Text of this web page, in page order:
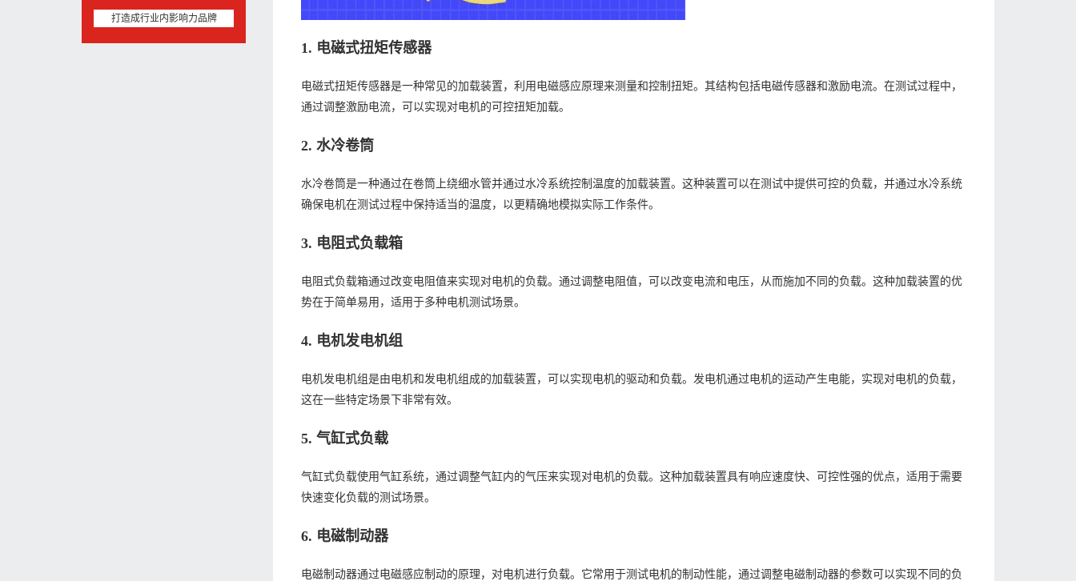
打造成行业内影响力品牌
1. 电磁式扭矩传感器
电磁式扭矩传感器是一种常见的加载装置，利用电磁感应原理来测量和控制扭矩。其结构包括电磁传感器和激励电流。在测试过程中，
通过调整激励电流，可以实现对电机的可控扭矩加载。
2. 水冷卷筒
水冷卷筒是一种通过在卷筒上绕细水管并通过水冷系统控制温度的加载装置。这种装置可以在测试中提供可控的负载，并通过水冷系统
确保电机在测试过程中保持适当的温度，以更精确地模拟实际工作条件。
3. 电阻式负载箱
电阻式负载箱通过改变电阻值来实现对电机的负载。通过调整电阻值，可以改变电流和电压，从而施加不同的负载。这种加载装置的优
势在于简单易用，适用于多种电机测试场景。
4. 电机发电机组
电机发电机组是由电机和发电机组成的加载装置，可以实现电机的驱动和负载。发电机通过电机的运动产生电能，实现对电机的负载，
这在一些特定场景下非常有效。
5. 气缸式负载
气缸式负载使用气缸系统，通过调整气缸内的气压来实现对电机的负载。这种加载装置具有响应速度快、可控性强的优点，适用于需要
快速变化负载的测试场景。
6. 电磁制动器
电磁制动器通过电磁感应制动的原理，对电机进行负载。它常用于测试电机的制动性能，通过调整电磁制动器的参数可以实现不同的负